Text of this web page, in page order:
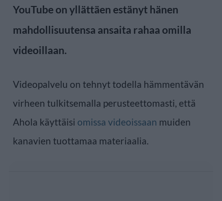
YouTube on yllättäen estänyt hänen
mahdollisuutensa ansaita rahaa omilla
videoillaan.
Videopalvelu on tehnyt todella hämmentävän
virheen tulkitsemalla perusteettomasti, että
Ahola käyttäisi omissa videoissaan muiden
kanavien tuottamaa materiaalia.